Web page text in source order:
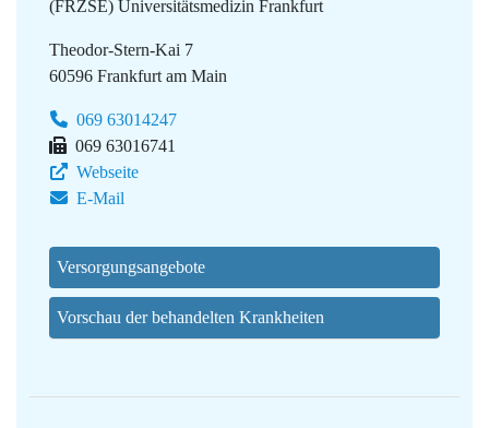
(FRZSE) Universitätsmedizin Frankfurt
Theodor-Stern-Kai 7
60596 Frankfurt am Main
069 63014247
069 63016741
Webseite
E-Mail
Versorgungsangebote
Vorschau der behandelten Krankheiten